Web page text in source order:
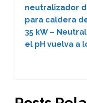
neutralizador
para caldera
35 kW –
el pH vuelva a